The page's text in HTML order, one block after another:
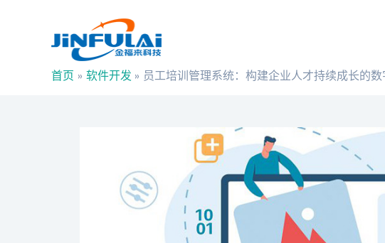
首页 软件开发 员工培训管理系统：构建企业人才持续成长的
navigation